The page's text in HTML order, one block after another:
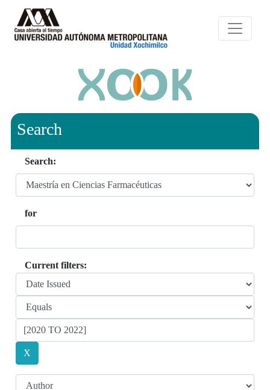
Search
Search:
for
Current filters: